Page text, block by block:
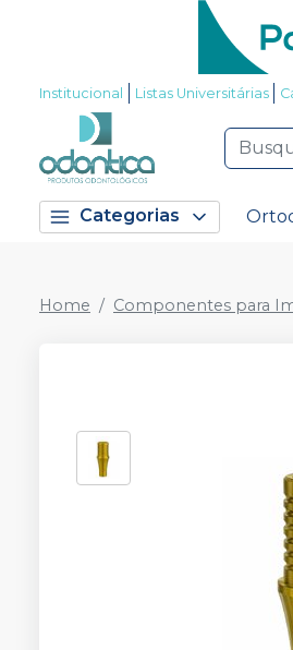
Institucional Listas Universitárias
Categorias
Home Componentes para